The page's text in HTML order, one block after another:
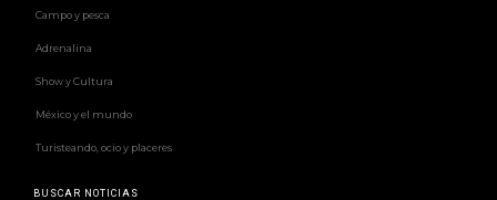
Campo y pesca
Adrenalina
Show y Cultura
México y el mundo
Turisteando, ocio y placeres
BUSCAR NOTICIAS